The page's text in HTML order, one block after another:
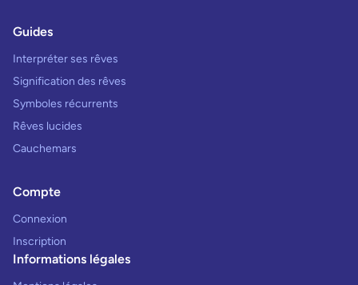
Guides
Interpréter ses rêves
Signification des rêves
Symboles récurrents
Rêves lucides
Cauchemars
Compte
Connexion
Inscription
Informations légales